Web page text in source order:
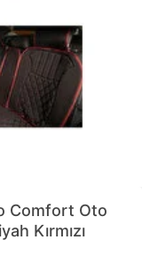
Comfort Oto
Kırmızı